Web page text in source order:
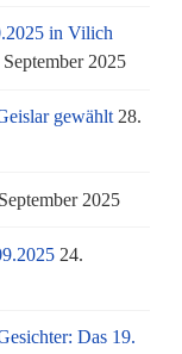
in Vilich
September 2025
gewählt 28.
2025
24.
Das 19.